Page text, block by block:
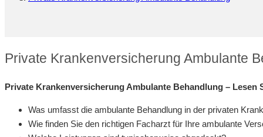
Private Krankenversicherung Ambulante
Private Krankenversicherung Ambulante Behandlung – Lesen
Was umfasst die ambulante Behandlung in der privaten
Wie finden Sie den richtigen Facharzt für Ihre ambulante